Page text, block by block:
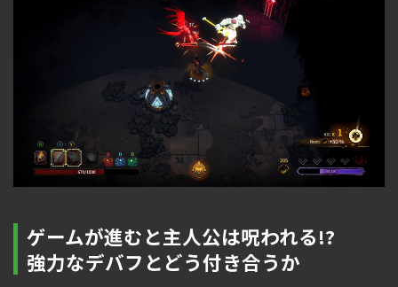
ゲームが進むと主人公は呪われる!?
強力なデバフとどう付き合うか